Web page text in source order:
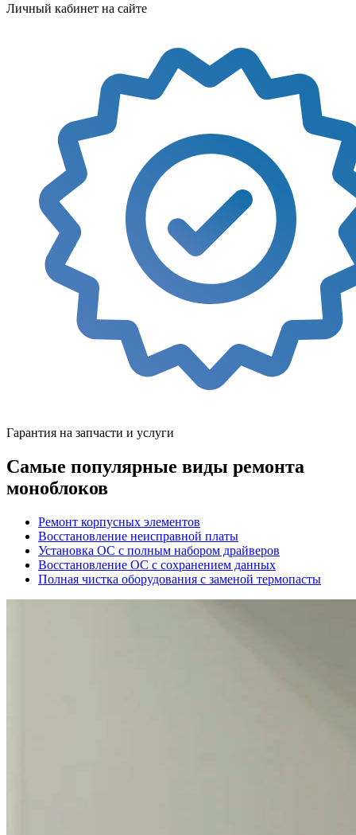
Личный кабинет на сайте
Гарантия на запчасти и услуги
Самые популярные виды ремонта
моноблоков
Ремонт корпусных элементов
Восстановление неисправной платы
Установка ОС с полным набором драйверов
Восстановление ОС с сохранением данных
Полная чистка оборудования с заменой термопасты